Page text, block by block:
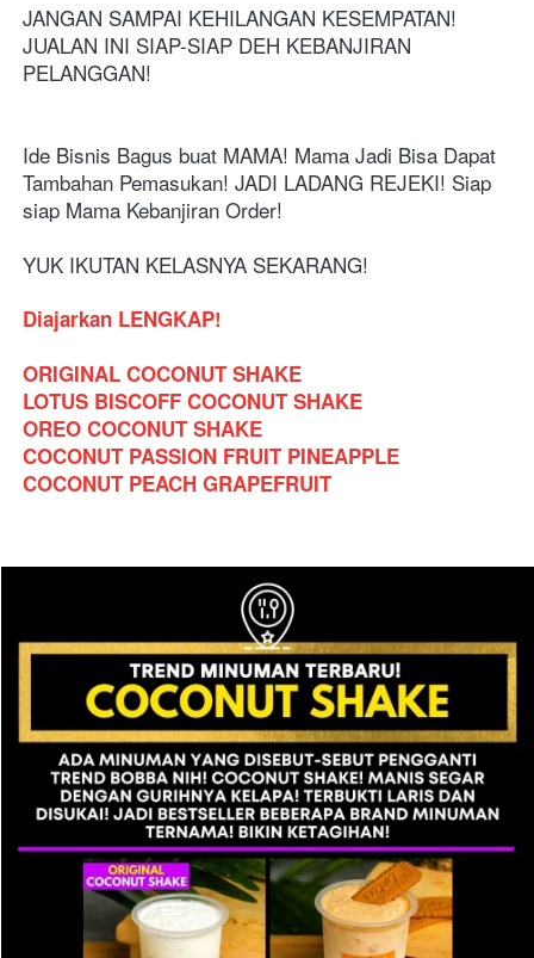
JANGAN SAMPAI KEHILANGAN KESEMPATAN!
JUALAN INI SIAP-SIAP DEH KEBANJIRAN
PELANGGAN!
Ide Bisnis Bagus buat MAMA! Mama Jadi Bisa Dapat
Tambahan Pemasukan! JADI LADANG REJEKI! Siap
siap Mama Kebanjiran Order!
YUK IKUTAN KELASNYA SEKARANG!
Diajarkan LENGKAP!
ORIGINAL COCONUT SHAKE
LOTUS BISCOFF COCONUT SHAKE
OREO COCONUT SHAKE
COCONUT PASSION FRUIT PINEAPPLE
COCONUT PEACH GRAPEFRUIT